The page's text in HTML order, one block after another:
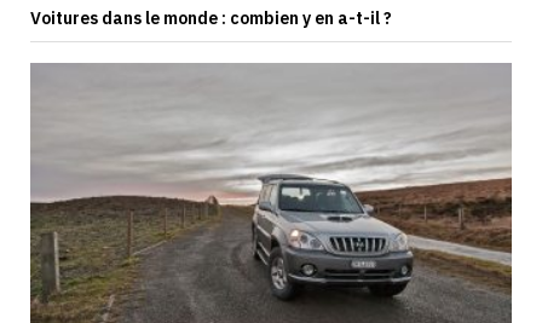
Voitures dans le monde : combien y en a-t-il ?